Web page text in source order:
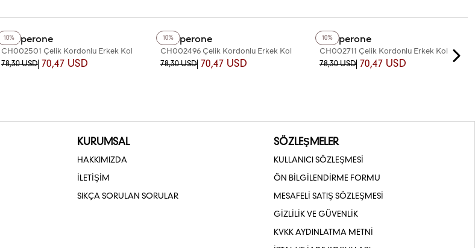
10%
+3Renk
Chaperone
CH002501 Çelik Kordonlu Erkek Kol
Saati
78,30 USD 70,47 USD
10%
+2Renk
Chaperone
CH002496 Çelik Kordonlu Erkek Kol
Saati
78,30 USD 70,47 USD
10%
+2Renk
Chaperone
CH002711 Çelik Kordonlu Erkek Kol
Saati
78,30 USD 70,47 USD
KURUMSAL
HAKKIMIZDA
İLETİŞİM
SIKÇA SORULAN SORULAR
SÖZLEŞMELER
KULLANICI SÖZLEŞMESİ
ÖN BİLGİLENDİRME FORMU
MESAFELİ SATIŞ SÖZLEŞMESİ
GİZLİLİK VE GÜVENLİK
KVKK AYDINLATMA METNİ